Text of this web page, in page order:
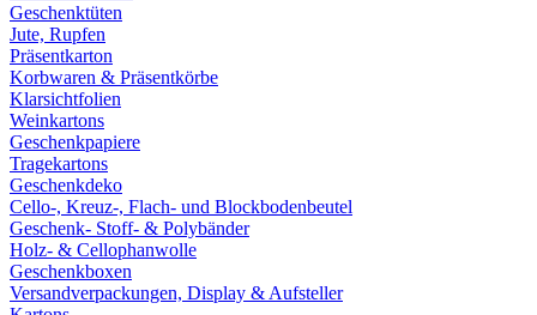
Geschenktüten
Jute, Rupfen
Präsentkarton
Korbwaren & Präsentkörbe
Klarsichtfolien
Weinkartons
Geschenkpapiere
Tragekartons
Geschenkdeko
Cello-, Kreuz-, Flach- und Blockbodenbeutel
Geschenk- Stoff- & Polybänder
Holz- & Cellophanwolle
Geschenkboxen
Versandverpackungen, Display & Aufsteller